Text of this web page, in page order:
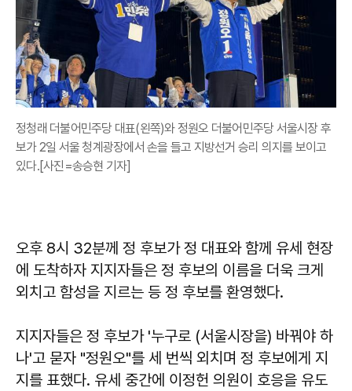
정청래 더불어민주당 대표(왼쪽)와 정원오 더불어민주당 서울시장 후
보가 2일 서울 청계광장에서 손을 들고 지방선거 승리 의지를 보이고
있다.[사진=송승현 기자]
오후 8시 32분께 정 후보가 정 대표와 함께 유세 현장
에 도착하자 지지자들은 정 후보의 이름을 더욱 크게
외치고 함성을 지르는 등 정 후보를 환영했다.
지지자들은 정 후보가 '누구로 (서울시장을) 바꿔야 하
나'고 묻자 "정원오"를 세 번씩 외치며 정 후보에게 지
지를 표했다. 유세 중간에 이정헌 의원이 호응을 유도